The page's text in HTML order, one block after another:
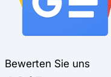
Bewerten Sie uns